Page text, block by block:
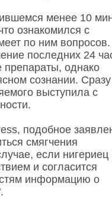
менее 10
ознакомился с
по ним
последних 24
однако
сознании. Сразу
выступила с
подобное
смягчения
если нигериец
и согласится
информацию о